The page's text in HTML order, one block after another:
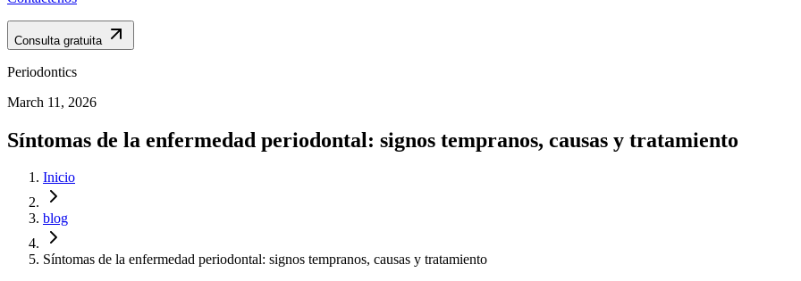
Consulta gratuita
Periodontics
March 11, 2026
Síntomas de la enfermedad periodontal: signos tempranos, causas y tratamiento
Inicio
blog
Síntomas de la enfermedad periodontal: signos tempranos, causas y tratamiento